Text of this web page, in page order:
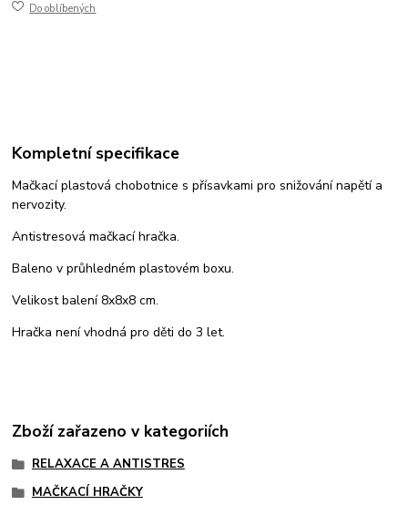
Do oblíbených
Kompletní specifikace
Mačkací plastová chobotnice s přísavkami pro snižování napětí a
nervozity.
Antistresová mačkací hračka.
Baleno v průhledném plastovém boxu.
Velikost balení 8x8x8 cm.
Hračka není vhodná pro děti do 3 let.
Zboží zařazeno v kategoriích
RELAXACE A ANTISTRES
MAČKACÍ HRAČKY